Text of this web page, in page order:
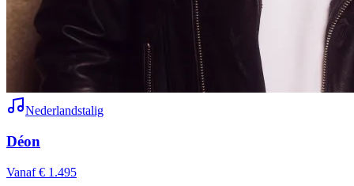
Nederlandstalig
Déon
Vanaf € 1.495